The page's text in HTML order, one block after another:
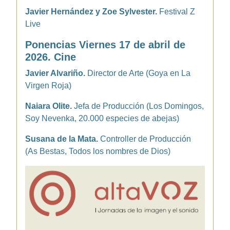
Javier Hernández y Zoe Sylvester. Festival Z
Live
Ponencias Viernes 17 de abril de
2026. Cine
Javier Alvariño. Director de Arte (Goya en La
Virgen Roja)
Naiara Olite. Jefa de Producción (Los Domingos,
Soy Nevenka, 20.000 especies de abejas)
Susana de la Mata. Controller de Producción
(As Bestas, Todos los nombres de Dios)